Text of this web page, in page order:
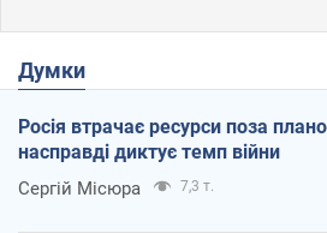
Думки
Росія втрачає ресурси поза
насправді диктує темп війни
Сергій Місюра 7,3 т.